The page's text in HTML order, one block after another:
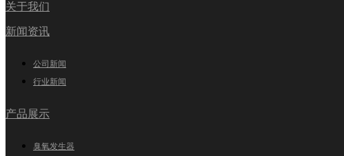
关于我们
新闻资讯
公司新闻
行业新闻
产品展示
臭氧发生器